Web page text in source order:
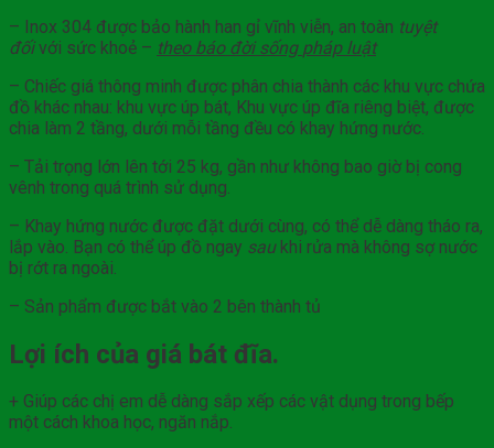
– Inox 304 được bảo hành han gỉ vĩnh viễn, an toàn tuyệt
đốivới sức khoẻ – theo báo đời sống pháp luật
– Chiếc giá thông minh được phân chia thành các khu vực chứa
đồ khác nhau: khu vực úp bát, Khu vực úp đĩa riêng biệt, được
chia làm 2 tầng, dưới mỗi tầng đều có khay hứng nước.
– Tải trọng lớn lên tới 25 kg, gần như không bao giờ bị cong
vênh trong quá trình sử dụng.
– Khay hứng nước được đặt dưới cùng, có thể dễ dàng tháo ra,
lắp vào. Bạn có thể úp đồ ngay sau khi rửa mà không sợ nước
bị rớt ra ngoài.
– Sản phẩm được bắt vào 2 bên thành tủ
Lợi ích của giá bát đĩa.
+ Giúp các chị em dễ dàng sắp xếp các vật dụng trong bếp
một cách khoa học, ngăn nắp.